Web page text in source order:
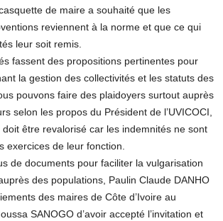
de maire a souhaité que les
reviennent à la norme et que ce qui
leur soit remis.
fassent des propositions pertinentes pour
la gestion des collectivités et les statuts des
pouvons faire des plaidoyers surtout auprès
selon les propos du Président de l’UVICOCI,
être revalorisé car les indemnités ne sont
exercices de leur fonction.
de documents pour faciliter la vulgarisation
des populations, Paulin Claude DANHO
des maires de Côte d’Ivoire au
SANOGO d’avoir accepté l’invitation et